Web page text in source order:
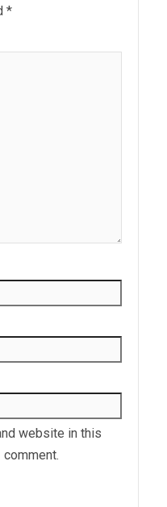
*
website in this